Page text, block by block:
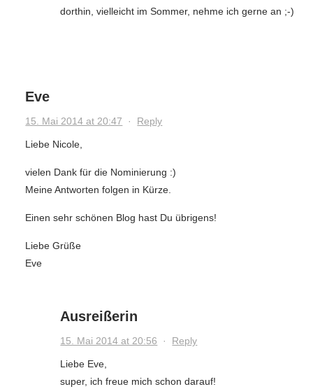
dorthin, vielleicht im Sommer, nehme ich gerne an ;-)
Eve
15. Mai 2014 at 20:47 · Reply
Liebe Nicole,
vielen Dank für die Nominierung :)
Meine Antworten folgen in Kürze.
Einen sehr schönen Blog hast Du übrigens!
Liebe Grüße
Eve
Ausreißerin
15. Mai 2014 at 20:56 · Reply
Liebe Eve,
super, ich freue mich schon darauf!